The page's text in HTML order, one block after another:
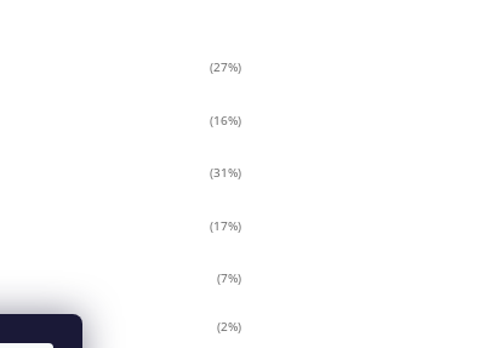
(27%)
(16%)
(31%)
(17%)
(7%)
(2%)